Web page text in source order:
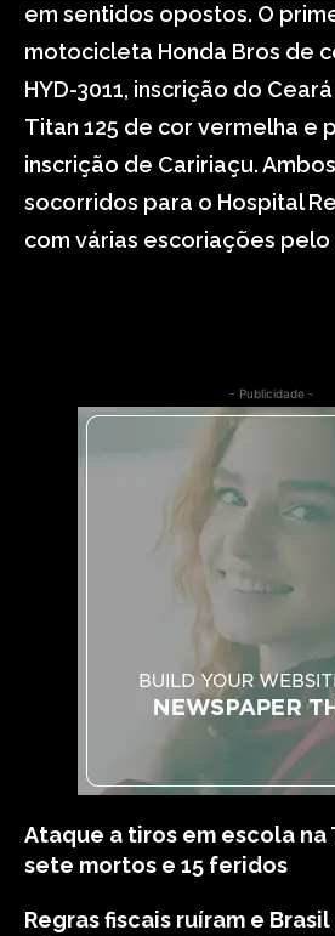
em sentidos opostos. O
motocicleta Honda Bros de
HYD-3011, inscrição do
Titan 125 de cor vermelha e
inscrição de Caririaçu.
socorridos para o Hospital
com várias escoriações
- Publicidade -
Ataque a tiros em escola na
sete mortos e 15 feridos
Regras fiscais ruíram e